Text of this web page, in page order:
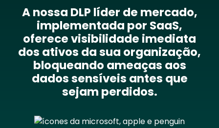
A nossa DLP líder de mercado,
implementada por SaaS,
oferece visibilidade imediata
dos ativos da sua organização,
bloqueando ameaças aos
dados sensíveis antes que
sejam perdidos.